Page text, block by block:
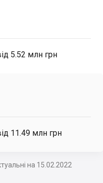
5.52 млн грн
11.49 млн грн
на 15.02.2022